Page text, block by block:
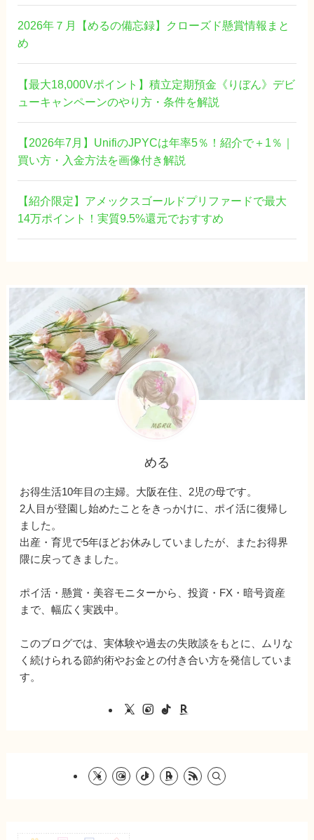
2026年７月【めるの備忘録】クローズド懸賞情報まと
め
【最大18,000Vポイント】積立定期預金《りぼん》デビ
ューキャンペーンのやり方・条件を解説
【2026年7月】UnifiのJPYCは年率5％！紹介で＋1％｜
買い方・入金方法を画像付き解説
【紹介限定】アメックスゴールドプリファードで最大
14万ポイント！実質9.5%還元でおすすめ
める
お得生活10年目の主婦。大阪在住、2児の母です。
2人目が登園し始めたことをきっかけに、ポイ活に復帰し
ました。
出産・育児で5年ほどお休みしていましたが、またお得界
隈に戻ってきました。
ポイ活・懸賞・美容モニターから、投資・FX・暗号資産
まで、幅広く実践中。
このブログでは、実体験や過去の失敗談をもとに、ムリな
く続けられる節約術やお金との付き合い方を発信していま
す。